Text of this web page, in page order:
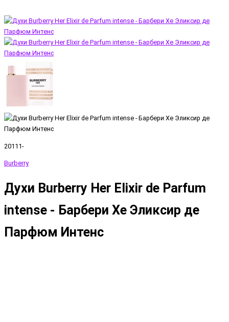
20111-
Burberry
Духи Burberry Her Elixir de Parfum
intense - Барбери Хе Эликсир де
Парфюм Интенс